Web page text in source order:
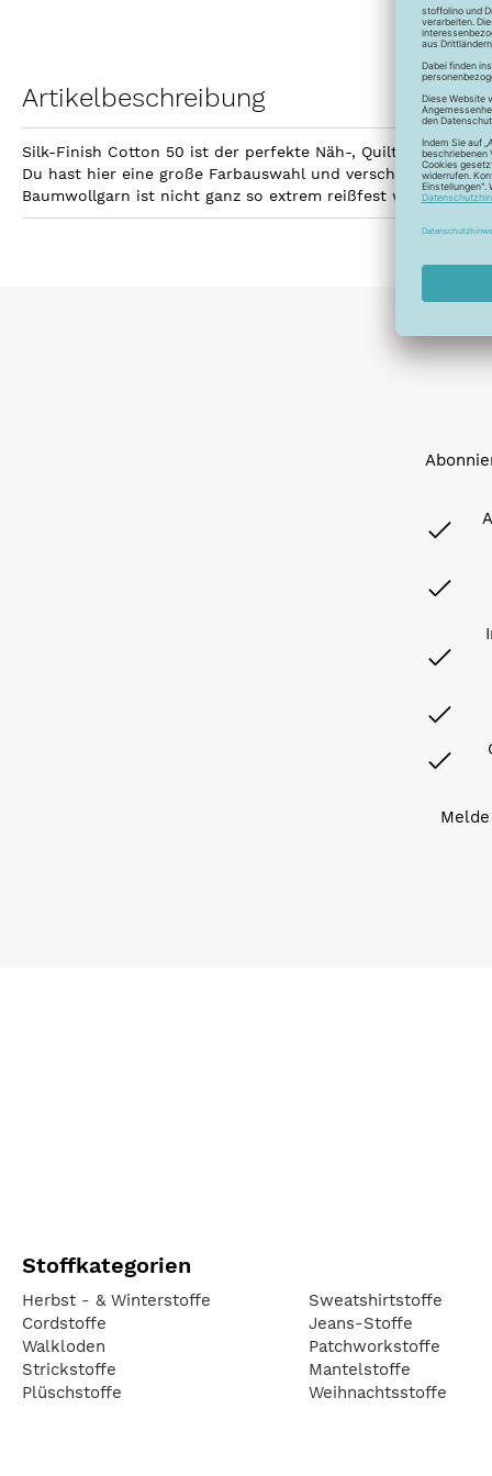
Artikelbeschreibung
Silk-Finish Cotton 50 ist der perfekte Näh-, Quilt- und
Du hast hier eine große Farbauswahl und verschiedene
Baumwollgarn ist nicht ganz so extrem reißfest wie
Stoffkategorien
Herbst - & Winterstoffe
Cordstoffe
Walkloden
Strickstoffe
Plüschstoffe
Sweatshirtstoffe
Jeans-Stoffe
Patchworkstoffe
Mantelstoffe
Weihnachtsstoffe